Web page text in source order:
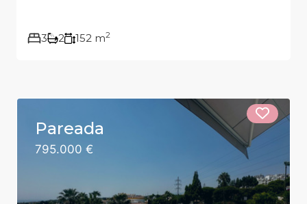
3 2 152 m2
Pareada
795.000 €